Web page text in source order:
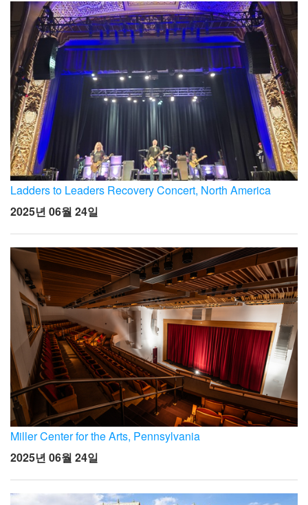
Ladders to Leaders Recovery Concert, North America
2025년 06월 24일
Miller Center for the Arts, Pennsylvania
2025년 06월 24일